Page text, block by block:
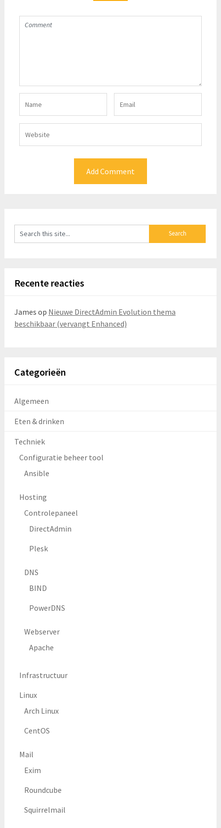
Recente reacties
James op Nieuwe DirectAdmin Evolution thema
beschikbaar (vervangt Enhanced)
Categorieën
Algemeen
Eten & drinken
Techniek
Configuratie beheer tool
Ansible
Hosting
Controlepaneel
DirectAdmin
Plesk
DNS
BIND
PowerDNS
Webserver
Apache
Infrastructuur
Linux
Arch Linux
CentOS
Mail
Exim
Roundcube
Squirrelmail